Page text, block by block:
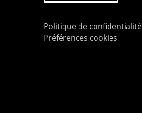
Politique de confidentialité
Préférences cookies